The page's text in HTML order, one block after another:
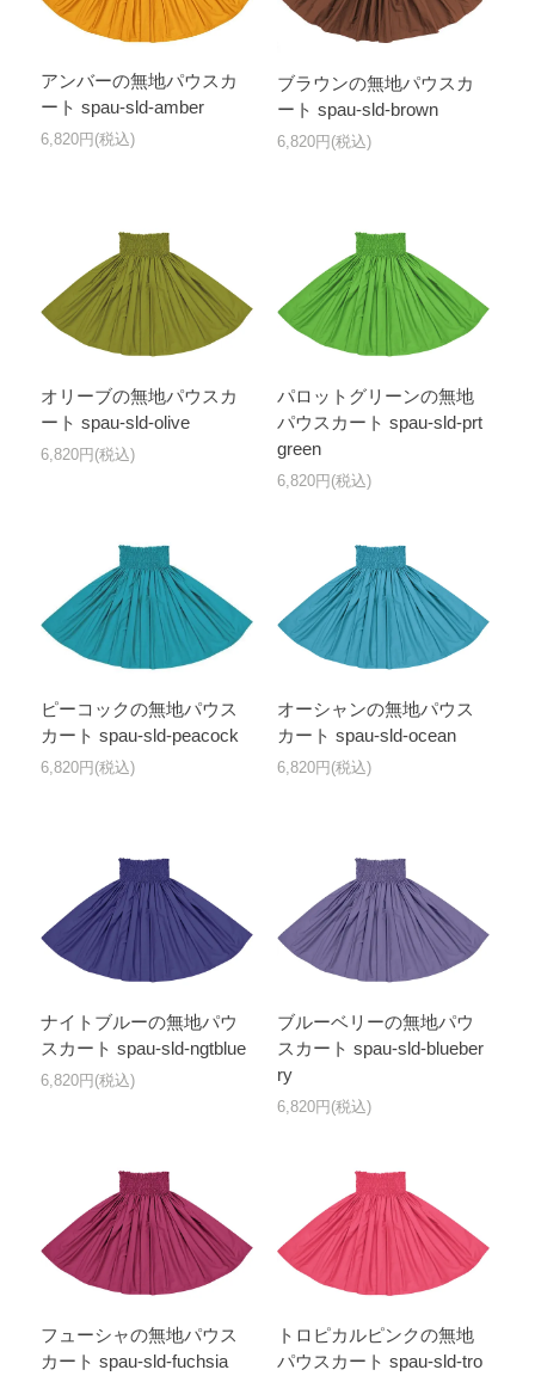
アンバーの無地パウスカ
ート spau-sld-amber
6,820円(税込)
ブラウンの無地パウスカ
ート spau-sld-brown
6,820円(税込)
オリーブの無地パウスカ
ート spau-sld-olive
6,820円(税込)
パロットグリーンの無地
パウスカート spau-sld-prt
green
6,820円(税込)
ピーコックの無地パウス
カート spau-sld-peacock
6,820円(税込)
オーシャンの無地パウス
カート spau-sld-ocean
6,820円(税込)
ナイトブルーの無地パウ
スカート spau-sld-ngtblue
6,820円(税込)
ブルーベリーの無地パウ
スカート spau-sld-blueber
ry
6,820円(税込)
フューシャの無地パウス
カート spau-sld-fuchsia
トロピカルピンクの無地
パウスカート spau-sld-tro